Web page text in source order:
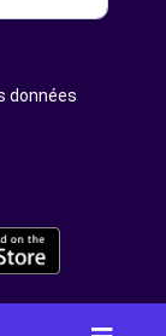
données